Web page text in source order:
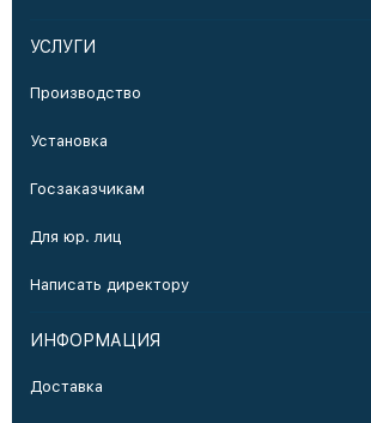
УСЛУГИ
Производство
Установка
Госзаказчикам
Для юр. лиц
Написать директору
ИНФОРМАЦИЯ
Доставка